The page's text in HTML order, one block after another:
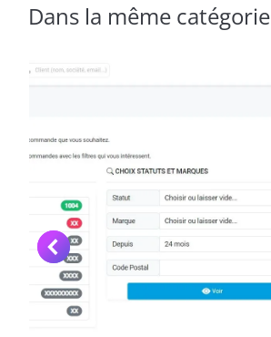
Dans la même catégorie